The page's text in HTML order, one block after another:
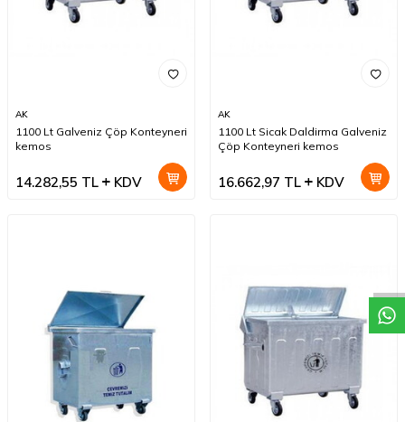
AK
1100 Lt Galveniz Çöp Konteyneri
kemos
14.282,55 TL KDV
AK
1100 Lt Sicak Daldirma Galveniz
Çöp Konteyneri kemos
16.662,97 TL KDV